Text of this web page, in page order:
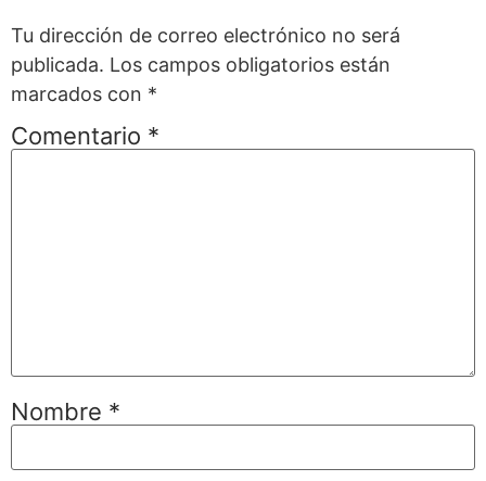
Tu dirección de correo electrónico no será
publicada. Los campos obligatorios están
marcados con *
Comentario *
Nombre *